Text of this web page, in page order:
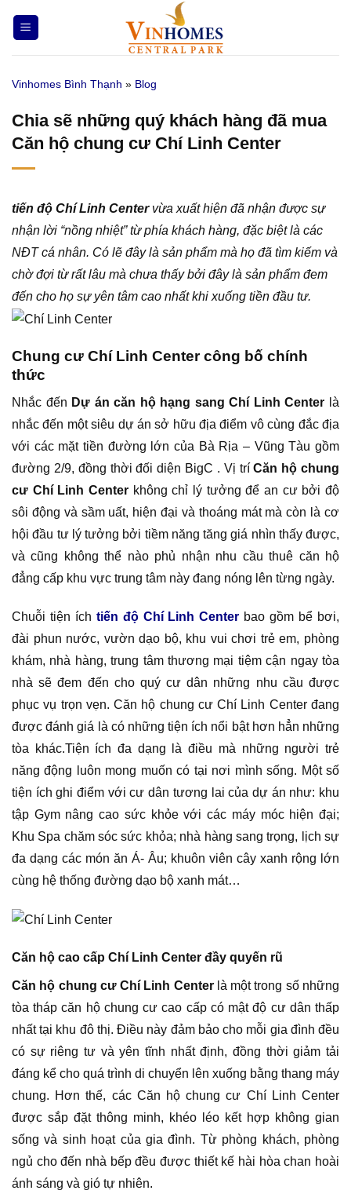
qua
nội
Vinhomes Bình Thạnh » Blog
Chia sẽ những quý khách hàng đã mua
Căn hộ chung cư Chí Linh Center
tiến độ Chí Linh Centervừa xuất hiện đã nhận được sự
nhận lời “nồng nhiệt” từ phía khách hàng, đặc biệt là các
NĐT cá nhân. Có lẽ đây là sản phẩm mà họ đã tìm kiếm và
chờ đợi từ rất lâu mà chưa thấy bởi đây là sản phẩm đem
đến cho họ sự yên tâm cao nhất khi xuống tiền đầu tư.
Chung cư Chí Linh Center công bố chính
thức
Nhắc đến Dự án căn hộ hạng sang Chí Linh Center là
nhắc đến một siêu dự án sở hữu địa điểm vô cùng đắc địa
với các mặt tiền đường lớn của Bà Rịa – Vũng Tàu gồm
đường 2/9, đồng thời đối diện BigC . Vị tríCăn hộ chung
cư Chí Linh Center không chỉ lý tưởng để an cư bởi độ
sôi động và sầm uất, hiện đại và thoáng mát mà còn là cơ
hội đầu tư lý tưởng bởi tiềm năng tăng giá nhìn thấy được,
và cũng không thể nào phủ nhận nhu cầu thuê căn hộ
đẳng cấp khu vực trung tâm này đang nóng lên từng ngày.
Chuỗi tiện ích tiến độ Chí Linh Center bao gồm bể bơi,
đài phun nước, vườn dạo bộ, khu vui chơi trẻ em, phòng
khám, nhà hàng, trung tâm thương mại tiệm cận ngay tòa
nhà sẽ đem đến cho quý cư dân những nhu cầu được
phục vụ trọn vẹn. Căn hộ chung cư Chí Linh Center đang
được đánh giá là có những tiện ích nổi bật hơn hẳn những
tòa khác.Tiện ích đa dạng là điều mà những người trẻ
năng động luôn mong muốn có tại nơi mình sống. Một số
tiện ích ghi điểm với cư dân tương lai của dự án như: khu
tập Gym nâng cao sức khỏe với các máy móc hiện đại;
Khu Spa chăm sóc sức khỏa; nhà hàng sang trọng, lịch sự
đa dạng các món ăn Á- Âu; khuôn viên cây xanh rộng lớn
cùng hệ thống đường dạo bộ xanh mát…
Căn hộ cao cấp Chí Linh Center đầy quyến rũ
Căn hộ chung cư Chí Linh Centerlà một trong số những
tòa tháp căn hộ chung cư cao cấp có mật độ cư dân thấp
nhất tại khu đô thị. Điều này đảm bảo cho mỗi gia đình đều
có sự riêng tư và yên tĩnh nhất định, đồng thời giảm tải
đáng kể cho quá trình di chuyển lên xuống bằng thang máy
chung. Hơn thế, các Căn hộ chung cư Chí Linh Center
được sắp đặt thông minh, khéo léo kết hợp không gian
sống và sinh hoạt của gia đình. Từ phòng khách, phòng
ngủ cho đến nhà bếp đều được thiết kế hài hòa chan hoài
ánh sáng và gió tự nhiên.